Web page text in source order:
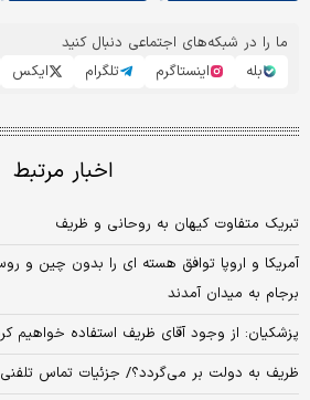
ما را در شبکه‌های اجتماعی دنبال کنید
بله
اینستاگرم تلگرام ایکس
اخبار مرتبط
تبریک متفاوت کیهان به روحانی و ظریف
آمریکا و اروپا توافق هسته ای را بدون چین و
برجام به میدان آمدند
پزشکیان: از وجود آقای ظریف استفاده خواهیم
ظریف به دولت بر می‌گردد؟/ جزئیات تماس